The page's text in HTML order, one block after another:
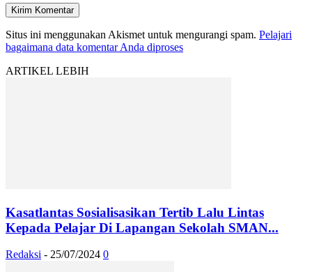
Situs ini menggunakan Akismet untuk mengurangi spam. Pelajari
bagaimana data komentar Anda diproses
ARTIKEL LEBIH
Kasatlantas Sosialisasikan Tertib Lalu Lintas
Kepada Pelajar Di Lapangan Sekolah SMAN...
Redaksi - 25/07/2024 0